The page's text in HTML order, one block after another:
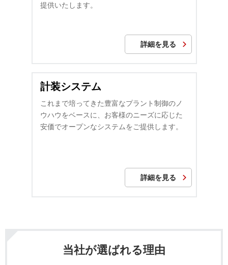
提供いたします。
詳細を見る
計装システム
これまで培ってきた豊富なプラント制御のノ
ウハウをベースに、お客様のニーズに応じた
安価でオープンなシステムをご提供します。
詳細を見る
当社が選ばれる理由